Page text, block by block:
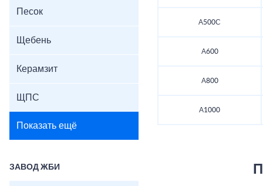
Песок
Щебень
Керамзит
ЩПС
Показать ещё
ЗАВОД ЖБИ
А500С
А600
А800
А1000